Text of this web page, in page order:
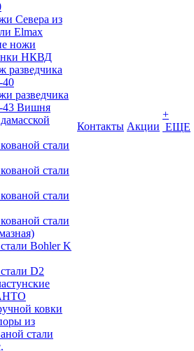
Севера из
Elmax
ножи
НКВД
разведчика
разведчика
Вишня
стали
стали
стали
стали
Bohler K
D2
ковки
из
стали
Контакты Акции
+
ЕЩЕ